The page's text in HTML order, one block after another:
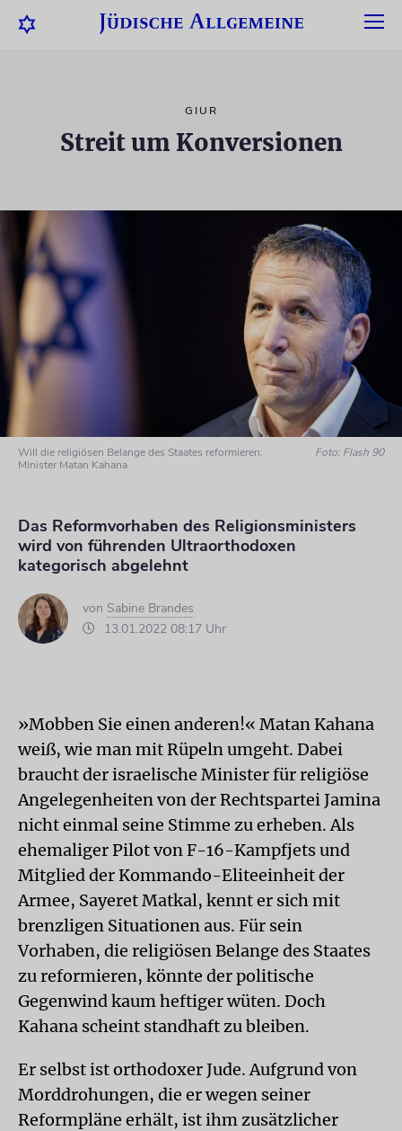
GIUR
Streit um Konversionen
Will die religiösen Belange des Staates reformieren:
Minister Matan Kahana
Foto: Flash 90
Das Reformvorhaben des Religionsministers
wird von führenden Ultraorthodoxen
kategorisch abgelehnt
von Sabine Brandes
13.01.2022 08:17 Uhr
»Mobben Sie einen anderen!« Matan Kahana
weiß, wie man mit Rüpeln umgeht. Dabei
braucht der israelische Minister für religiöse
Angelegenheiten von der Rechtspartei Jamina
nicht einmal seine Stimme zu erheben. Als
ehemaliger Pilot von F-16-Kampfjets und
Mitglied der Kommando-Eliteeinheit der
Armee, Sayeret Matkal, kennt er sich mit
brenzligen Situationen aus. Für sein
Vorhaben, die religiösen Belange des Staates
zu reformieren, könnte der politische
Gegenwind kaum heftiger wüten. Doch
Kahana scheint standhaft zu bleiben.
Er selbst ist orthodoxer Jude. Aufgrund von
Morddrohungen, die er wegen seiner
Reformpläne erhält, ist ihm zusätzlicher